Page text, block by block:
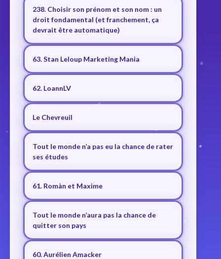
238. Choisir son prénom et son nom : un
droit fondamental (et franchement, ça
devrait être automatique)
63. Stan Leloup Marketing Mania
62. LoannLV
Le Chevreuil
Tout le monde n’a pas eu la chance de rater
ses études
61. Romàn et Maxime
Tout le monde n’aura pas la chance de
quitter son pays
60. Aurélien Amacker